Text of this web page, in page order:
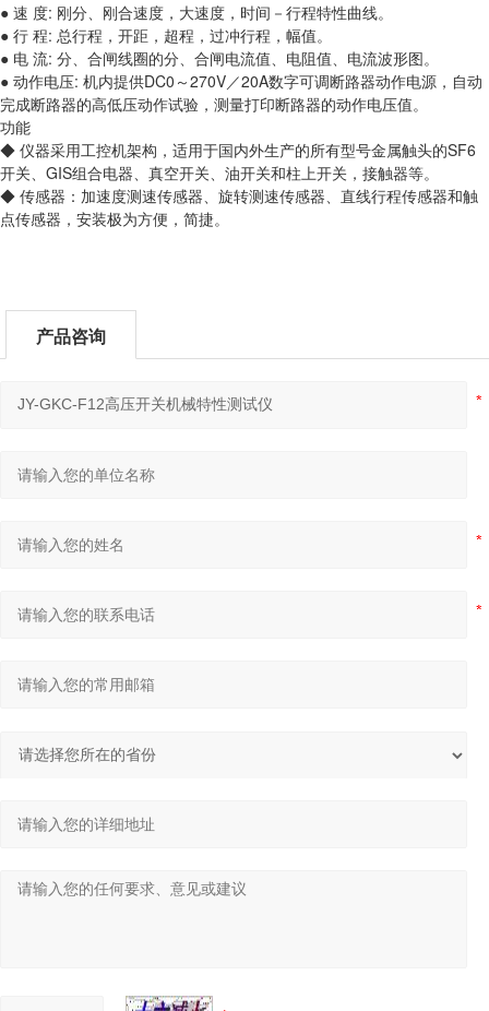
● 速 度: 刚分、刚合速度，大速度，时间－行程特性曲线。
● 行 程: 总行程，开距，超程，过冲行程，幅值。
● 电 流: 分、合闸线圈的分、合闸电流值、电阻值、电流波形图。
● 动作电压: 机内提供DC0～270V／20A数字可调断路器动作电源，自动
完成断路器的高低压动作试验，测量打印断路器的动作电压值。
功能
◆ 仪器采用工控机架构，适用于国内外生产的所有型号金属触头的SF6
开关、GIS组合电器、真空开关、油开关和柱上开关，接触器等。
◆ 传感器：加速度测速传感器、旋转测速传感器、直线行程传感器和触
点传感器，安装极为方便，简捷。
产品咨询